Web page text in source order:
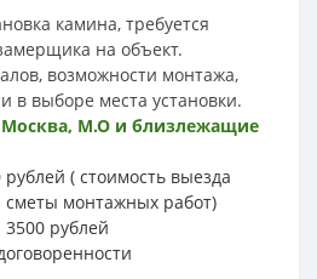
камина, требуется
на объект.
возможности монтажа,
в выборе места установки.
Москва, М.О и близлежащие
( стоимость выезда
сметы монтажных работ)
рублей